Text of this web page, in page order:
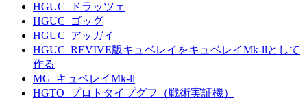
HGUC_ドラッツェ
HGUC_ゴッグ
HGUC_アッガイ
HGUC_REVIVE版キュベレイをキュベレイMk-llとして
作る
MG_キュベレイMk-ll
HGTO_プロトタイプグフ（戦術実証機）